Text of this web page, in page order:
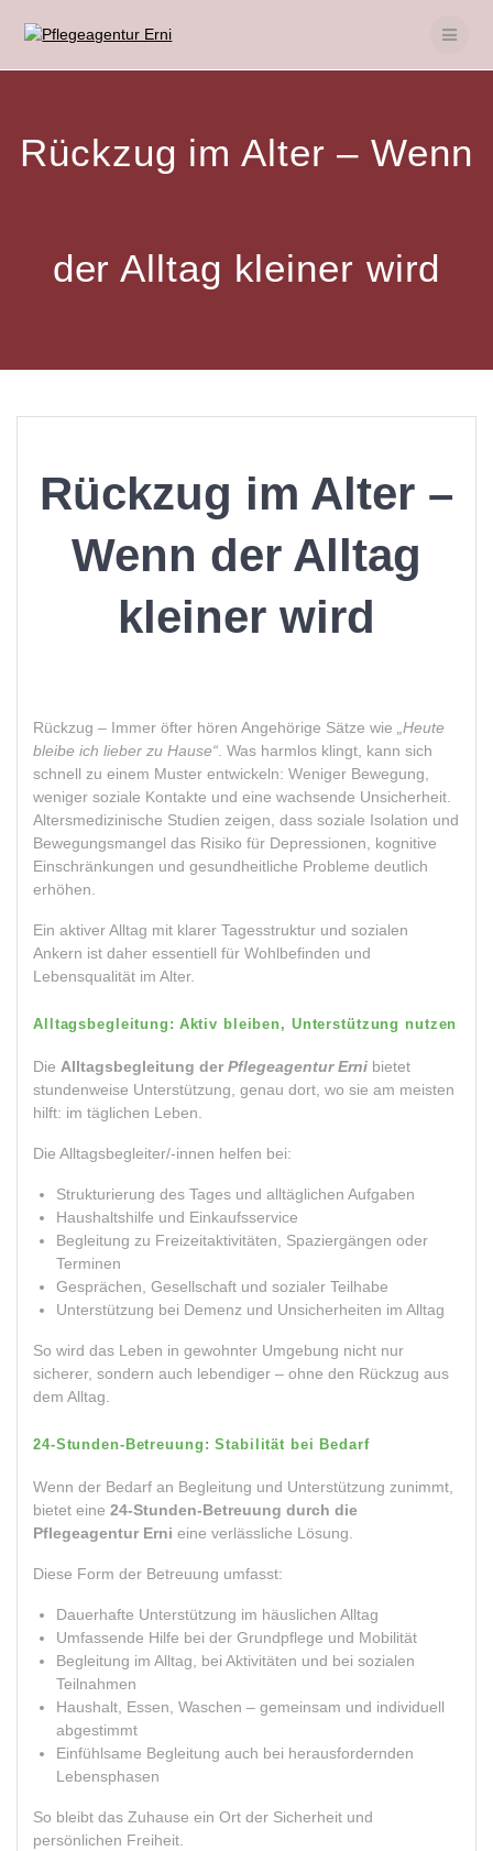
Rückzug im Alter – Wenn
der Alltag kleiner wird
Rückzug im Alter –
Wenn der Alltag
kleiner wird
Rückzug – Immer öfter hören Angehörige Sätze wie „Heute
bleibe ich lieber zu Hause“. Was harmlos klingt, kann sich
schnell zu einem Muster entwickeln: Weniger Bewegung,
weniger soziale Kontakte und eine wachsende Unsicherheit.
Altersmedizinische Studien zeigen, dass soziale Isolation und
Bewegungsmangel das Risiko für Depressionen, kognitive
Einschränkungen und gesundheitliche Probleme deutlich
erhöhen.
Ein aktiver Alltag mit klarer Tagesstruktur und sozialen
Ankern ist daher essentiell für Wohlbefinden und
Lebensqualität im Alter.
Alltagsbegleitung: Aktiv bleiben, Unterstützung nutzen
Die Alltagsbegleitung der Pflegeagentur Erni bietet
stundenweise Unterstützung, genau dort, wo sie am meisten
hilft: im täglichen Leben.
Die Alltagsbegleiter/-innen helfen bei:
Strukturierung des Tages und alltäglichen Aufgaben
Haushaltshilfe und Einkaufsservice
Begleitung zu Freizeitaktivitäten, Spaziergängen oder
Terminen
Gesprächen, Gesellschaft und sozialer Teilhabe
Unterstützung bei Demenz und Unsicherheiten im Alltag
So wird das Leben in gewohnter Umgebung nicht nur
sicherer, sondern auch lebendiger – ohne den Rückzug aus
dem Alltag.
24-Stunden-Betreuung: Stabilität bei Bedarf
Wenn der Bedarf an Begleitung und Unterstützung zunimmt,
bietet eine 24-Stunden-Betreuung durch die
Pflegeagentur Erni eine verlässliche Lösung.
Diese Form der Betreuung umfasst:
Dauerhafte Unterstützung im häuslichen Alltag
Umfassende Hilfe bei der Grundpflege und Mobilität
Begleitung im Alltag, bei Aktivitäten und bei sozialen
Teilnahmen
Haushalt, Essen, Waschen – gemeinsam und individuell
abgestimmt
Einfühlsame Begleitung auch bei herausfordernden
Lebensphasen
So bleibt das Zuhause ein Ort der Sicherheit und
persönlichen Freiheit.